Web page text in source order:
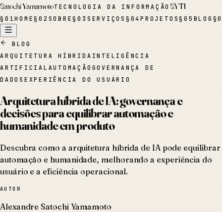
Satochi YamamotoTECNOLOGIA DA INFORMAÇÃOSYTI
§ 01HOME§02 SOBRE§03 SERVIÇOS § 04PROJETOS§05 BLOG §
BLOG
ARQUITETURA HÍBRIDA INTELIGÊNCIA
ARTIFICIAL AUTOMAÇÃO GOVERNANÇA DE
DADOS EXPERIÊNCIA DO USUÁRIO
Arquitetura híbrida de IA: governança e
decisões para equilibrar automação e
humanidade em produto
Descubra como a arquitetura híbrida de IA pode equilibrar
automação e humanidade, melhorando a experiência do
usuário e a eficiência operacional.
AUTOR
Alexandre Satochi Yamamoto